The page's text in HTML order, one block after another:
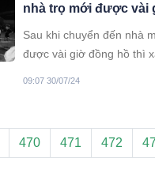
nhà trọ mới được vài
tự thú
Sau khi chuyển đến nhà
được vài giờ đồng hồ thì
09:07 30/07/24
470 471 472